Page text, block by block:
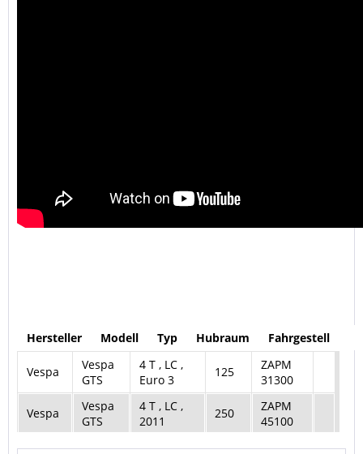
Hersteller Modell Typ Hubraum Fahrgestell
Vespa
Vespa
GTS
4 T , LC ,
Euro 3
125
ZAPM
31300
Vespa
Vespa
GTS
4 T , LC ,
2011
250
ZAPM
45100
Vespa ZAPM